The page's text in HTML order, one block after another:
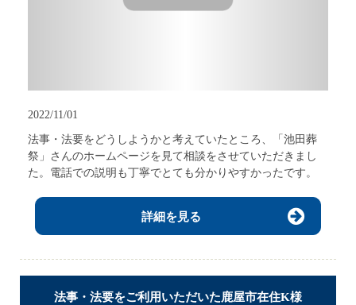
2022/11/01
法事・法要をどうしようかと考えていたところ、「池田葬
祭」さんのホームページを見て相談をさせていただきまし
た。電話での説明も丁寧でとても分かりやすかったです。
詳細を見る
法事・法要をご利用いただいた鹿屋市在住K様